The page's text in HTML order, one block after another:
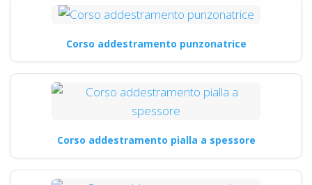
Corso addestramento punzonatrice
Corso addestramento pialla a spessore